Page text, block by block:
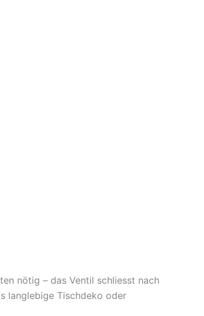
nötig – das Ventil schliesst nach
langlebige Tischdeko oder